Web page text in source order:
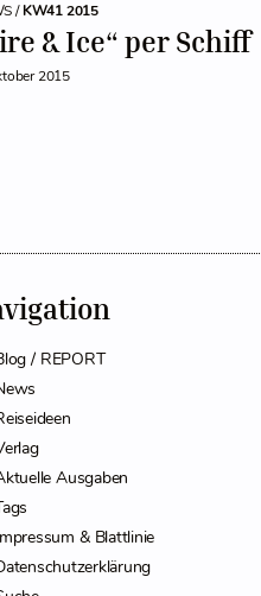
/KW41 2015
& Ice“ per Schiff
2015
/ REPORT
Ausgaben
& Blattlinie